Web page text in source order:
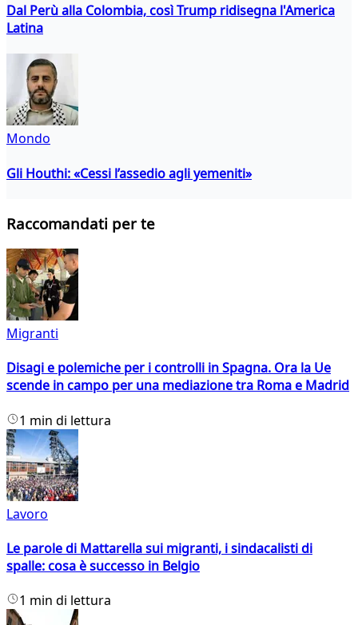
Dal Perù alla Colombia, così Trump ridisegna l'America
Latina
Mondo
Gli Houthi: «Cessi l’assedio agli yemeniti»
Raccomandati per te
Migranti
Disagi e polemiche per i controlli in Spagna. Ora la Ue
scende in campo per una mediazione tra Roma e Madrid
1 min di lettura
Lavoro
Le parole di Mattarella sui migranti, i sindacalisti di
spalle: cosa è successo in Belgio
1 min di lettura